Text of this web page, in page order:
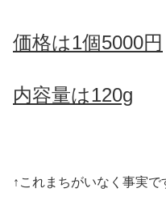
価格は1個5000円
内容量は120g
↑これまちがいなく事実で